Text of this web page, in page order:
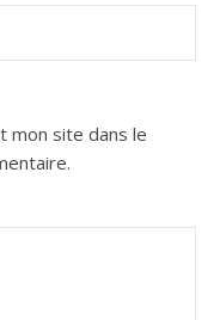
mon site dans le